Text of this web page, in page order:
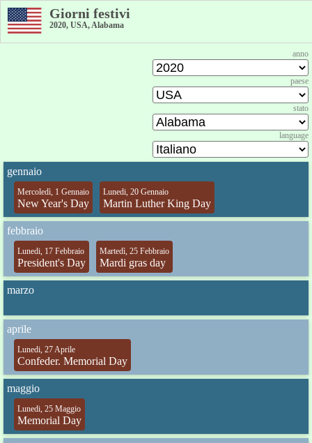
Giorni festivi
2020, USA, Alabama
anno
paese
stato
language
gennaio
Mercoledì, 1 Gennaio
New Year's Day
Lunedi, 20 Gennaio
Martin Luther King Day
febbraio
Lunedi, 17 Febbraio
President's Day
Martedì, 25 Febbraio
Mardi gras day
marzo
aprile
Lunedi, 27 Aprile
Confeder. Memorial Day
maggio
Lunedi, 25 Maggio
Memorial Day